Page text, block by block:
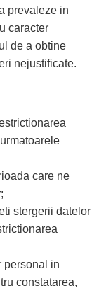
prevaleze in
caracter
de a obtine
nejustificate.
care ne
stergerii datelor
personal in
constatarea,